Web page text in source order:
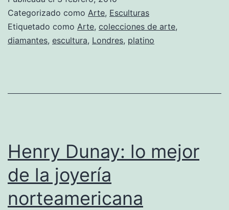
of
God”:
la
Diamantes
Categorizado como Arte, Esculturas
Etiquetado como Arte, colecciones de arte,
diamantes, escultura, Londres, platino
Henry Dunay: lo mejor
de la joyería
norteamericana